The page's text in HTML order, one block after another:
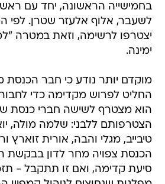
בחמישייה הראשונה, יחד עם
לשעבר, אלוף אלעזר שטרן. לפי
יצטרפו לרשימה, וזאת במטרה
ימינה.
מוקדם יותר נודע כי חבר הכנסת
החליט לפרוש מקדימה כדי
הוא מצטרף לשישה חברי כנסת
הצטרפותם ללבני: שלמה מולה,
טיבייב, מגלי והבה, אורית זוארץ
הכנסת צפויה מחר לדון בבקשת
סיעת קדימה, ואם זו תתקבל -